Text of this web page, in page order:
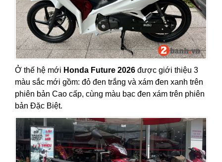
Ở thế hệ mới Honda Future 2026 được giới thiệu 3
màu sắc mới gồm: đỏ đen trắng và xám đen xanh trên
phiên bản Cao cấp, cùng màu bạc đen xám trên phiên
bản Đặc Biệt.